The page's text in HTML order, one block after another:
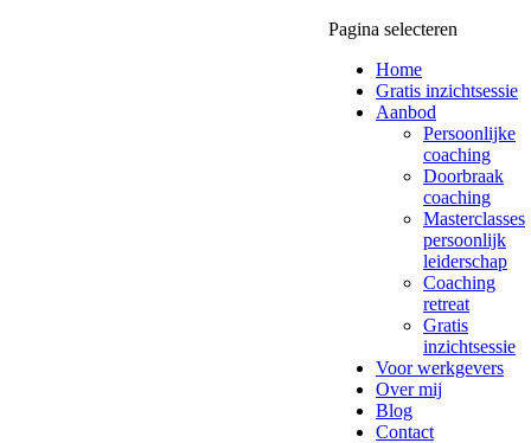
Pagina selecteren
Home
Gratis inzichtsessie
Aanbod
Persoonlijke
coaching
Doorbraak
coaching
Masterclasses
persoonlijk
leiderschap
Coaching
retreat
Gratis
inzichtsessie
Voor werkgevers
Over mij
Blog
Contact